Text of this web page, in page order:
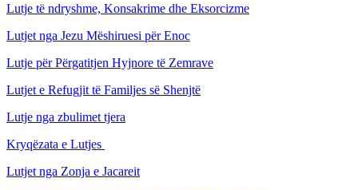
Lutje të ndryshme, Konsakrime dhe Eksorcizme
Lutjet nga Jezu Mëshiruesi për Enoc
Lutje për Përgatitjen Hyjnore të Zemrave
Lutjet e Refugjit të Familjes së Shenjtë
Lutje nga zbulimet tjera
Kryqëzata e Lutjes
Lutjet nga Zonja e Jacareit